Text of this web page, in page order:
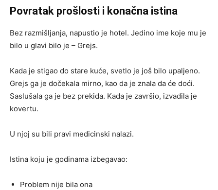
Povratak prošlosti i konačna istina
Bez razmišljanja, napustio je hotel. Jedino ime koje mu je
bilo u glavi bilo je – Grejs.
Kada je stigao do stare kuće, svetlo je još bilo upaljeno.
Grejs ga je dočekala mirno, kao da je znala da će doći.
Saslušala ga je bez prekida. Kada je završio, izvadila je
kovertu.
U njoj su bili pravi medicinski nalazi.
Istina koju je godinama izbegavao:
Problem nije bila ona